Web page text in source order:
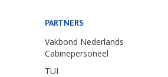
PARTNERS
Vakbond Nederlands
Cabinepersoneel
TUI